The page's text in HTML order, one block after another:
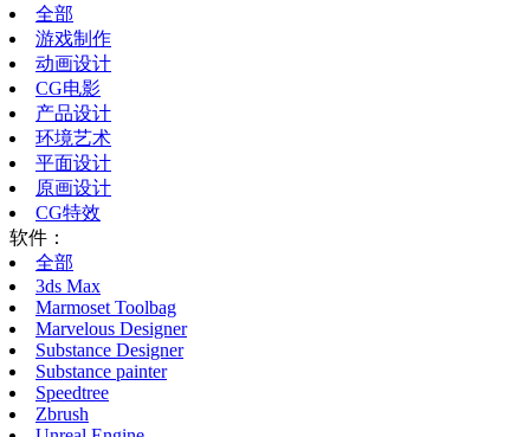
全部
游戏制作
动画设计
CG电影
产品设计
环境艺术
平面设计
原画设计
CG特效
软件：
全部
3ds Max
Marmoset Toolbag
Marvelous Designer
Substance Designer
Substance painter
Speedtree
Zbrush